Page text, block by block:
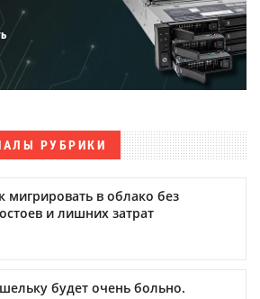
РУБРИКИ
мигрировать в облако без
и лишних затрат
будет очень больно.